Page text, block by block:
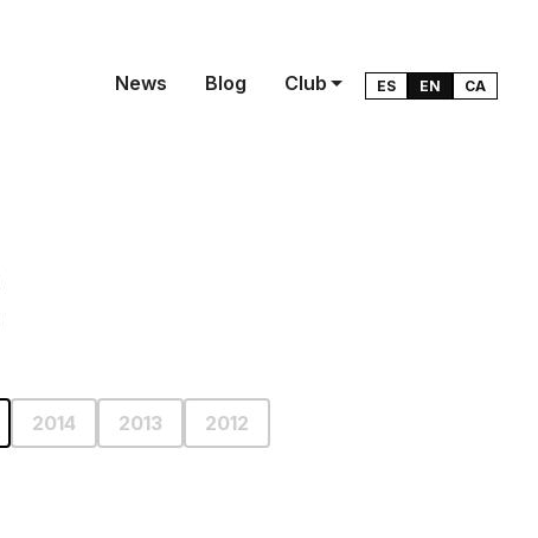
News Blog Club ES EN CA
2014 2013 2012